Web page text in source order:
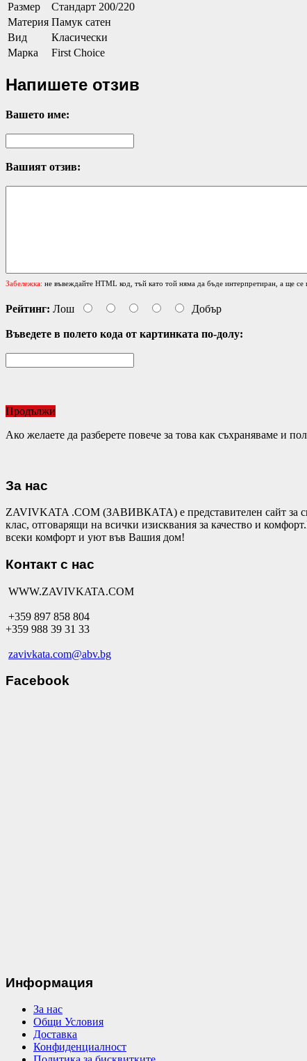
Размер
Стандарт 200/220
Материя Памук сатен
Вид
Класически
Марка
First Choice
Напишете отзив
Вашето име:
Вашият отзив:
Забележка: не въвеждайте HTML код, тъй като той няма да бъде интерпретиран, а ще се
Рейтинг: Лош Добър
Въведете в полето кода от картинката по-долу:
Продължи
Ако желаете да разберете повече за това как съхраняваме и
За нас
ZAVIVKATA .COM (ЗАВИВКАТА) е представителен сайт за
клас, отговарящи на всички изисквания за качество и
всеки комфорт и уют във Вашия дом!
Контакт с нас
WWW.ZAVIVKATA.COM
+359 897 858 804
+359 988 39 31 33
zavivkata.com@abv.bg
Facebook
Информация
За нас
Общи Условия
Доставка
Конфиденциалност